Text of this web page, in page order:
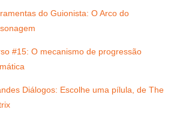
do Guionista: O Arco do
#15: O mecanismo de progressão
Diálogos: Escolhe uma pílula, de The